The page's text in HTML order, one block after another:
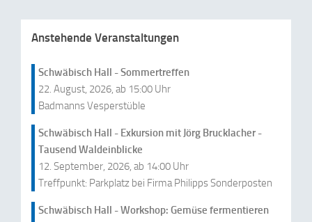
Anstehende Veranstaltungen
Schwäbisch Hall - Sommertreffen
22. August, 2026, ab 15:00 Uhr
Badmanns Vesperstüble
Schwäbisch Hall - Exkursion mit Jörg Brucklacher -
Tausend Waldeinblicke
12. September, 2026, ab 14:00 Uhr
Treffpunkt: Parkplatz bei Firma Philipps Sonderposten
Schwäbisch Hall - Workshop: Gemüse fermentieren